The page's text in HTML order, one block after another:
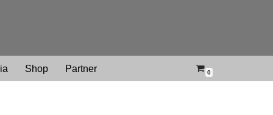
Shop Partner 0